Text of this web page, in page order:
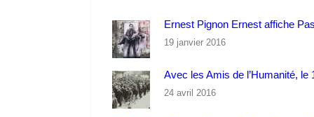
Ernest Pignon Ernest affiche
19 janvier 2016
Avec les Amis de l’Humanité, le
24 avril 2016